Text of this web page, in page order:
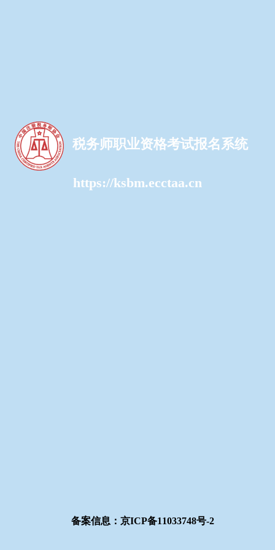
税务师职业资格考试报名系统
https://ksbm.ecctaa.cn
备案信息：京ICP备11033748号-2